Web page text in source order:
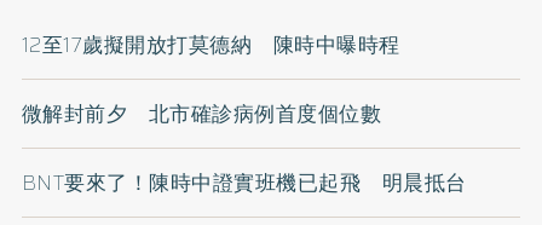
12至17歲擬開放打莫德納 陳時中曝時程
微解封前夕 北市確診病例首度個位數
BNT要來了！陳時中證實班機已起飛 明晨抵台